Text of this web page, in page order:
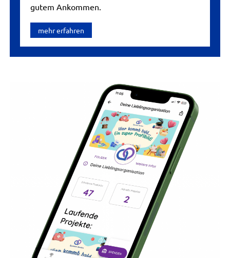
gutem Ankommen.
mehr erfahren